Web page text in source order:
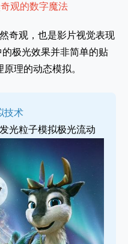
观的数字魔法
奇观，也是影片视觉表现
极光效果并非简单的贴
理的动态模拟。
技术
光粒子模拟极光流动